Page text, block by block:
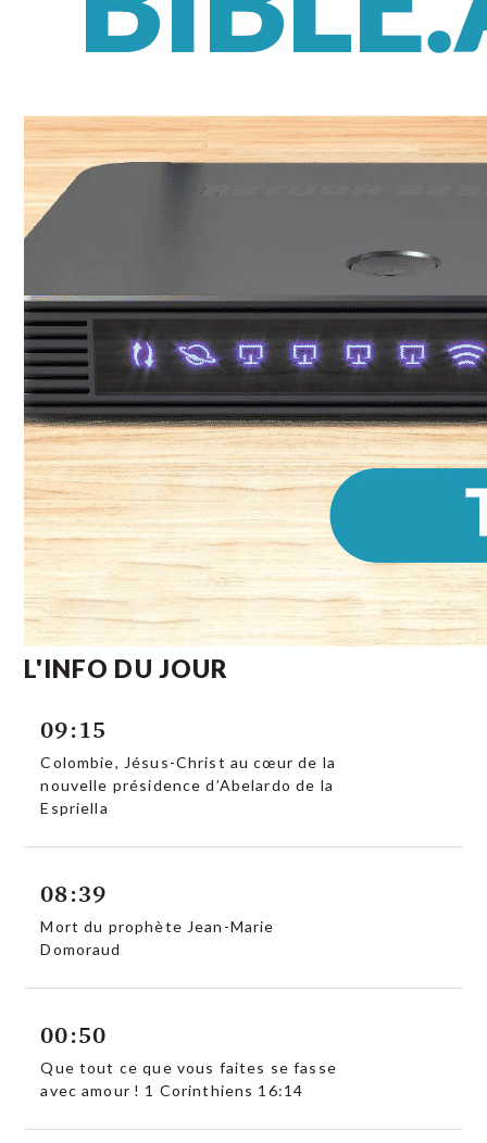
L'INFO DU JOUR
09:15
Colombie, Jésus-Christ au cœur de la
nouvelle présidence d’Abelardo de la
Espriella
08:39
Mort du prophète Jean-Marie
Domoraud
00:50
Que tout ce que vous faites se fasse
avec amour ! 1 Corinthiens 16:14